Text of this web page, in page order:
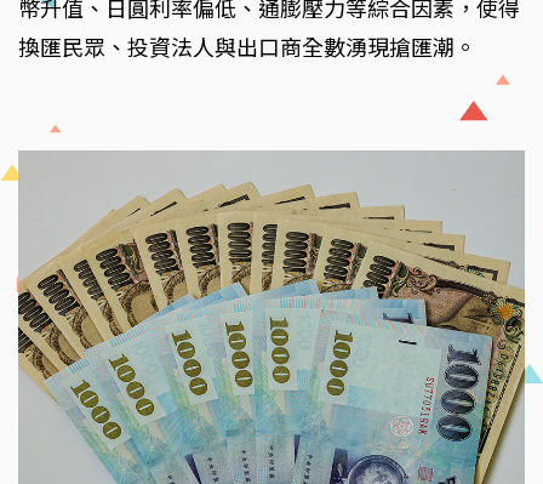
幣升值、日圓利率偏低、通膨壓力等綜合因素，使得
換匯民眾、投資法人與出口商全數湧現搶匯潮。